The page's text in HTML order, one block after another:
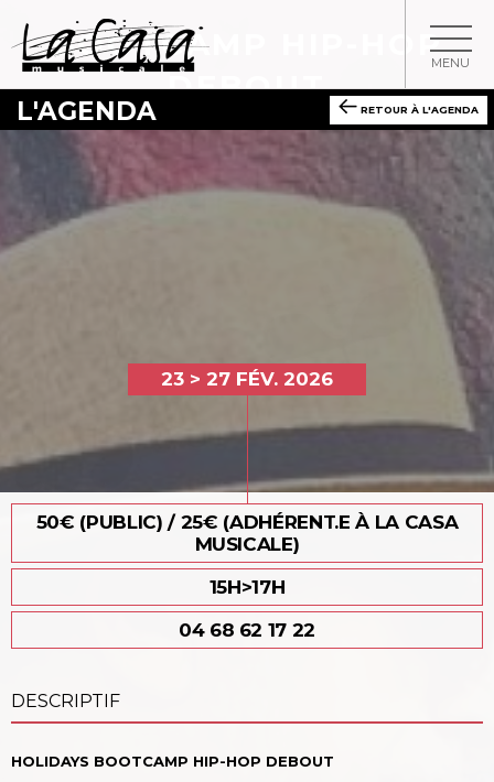
MENU
L'AGENDA RETOUR À L'AGENDA
BOOTCAMP HIP-HOP
DEBOUT
23 > 27 FÉV. 2026
50€ (PUBLIC) / 25€ (ADHÉRENT.E À LA CASA
MUSICALE)
15H>17H
04 68 62 17 22
DESCRIPTIF
HOLIDAYS BOOTCAMP HIP-HOP DEBOUT